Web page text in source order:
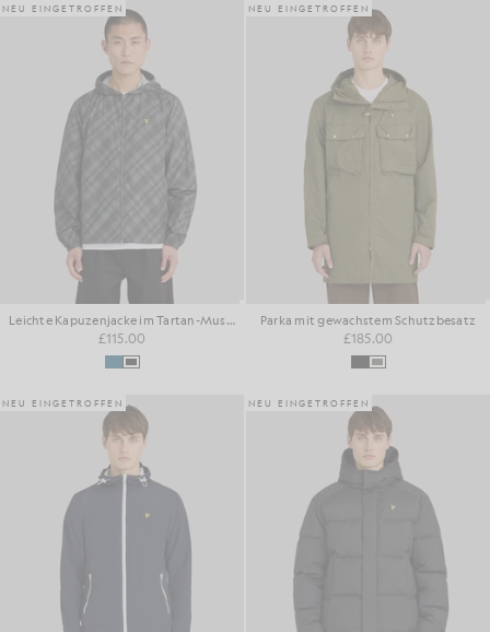
NEU EINGETROFFEN
Leichte Kapuzenjacke im Tartan-Muster
£115.00
NEU EINGETROFFEN
Parka mit gewachstem Schutzbesatz
£185.00
NEU EINGETROFFEN NEU EINGETROFFEN